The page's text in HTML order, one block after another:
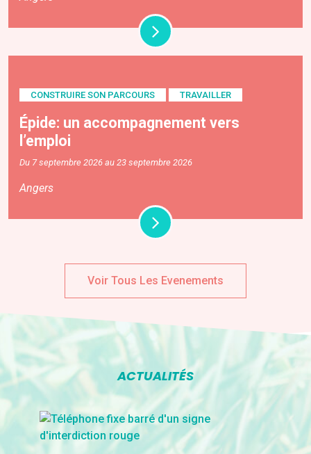
CONSTRUIRE SON PARCOURS TRAVAILLER
Épide: un accompagnement vers
l’emploi
Du 7 septembre 2026 au 23 septembre 2026
Angers
Voir Tous Les Evenements
ACTUALITÉS